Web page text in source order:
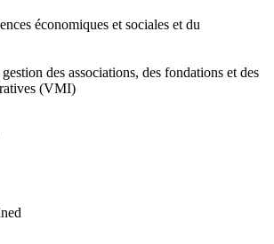
économiques et sociales et du
des associations, des fondations et des
(VMI)